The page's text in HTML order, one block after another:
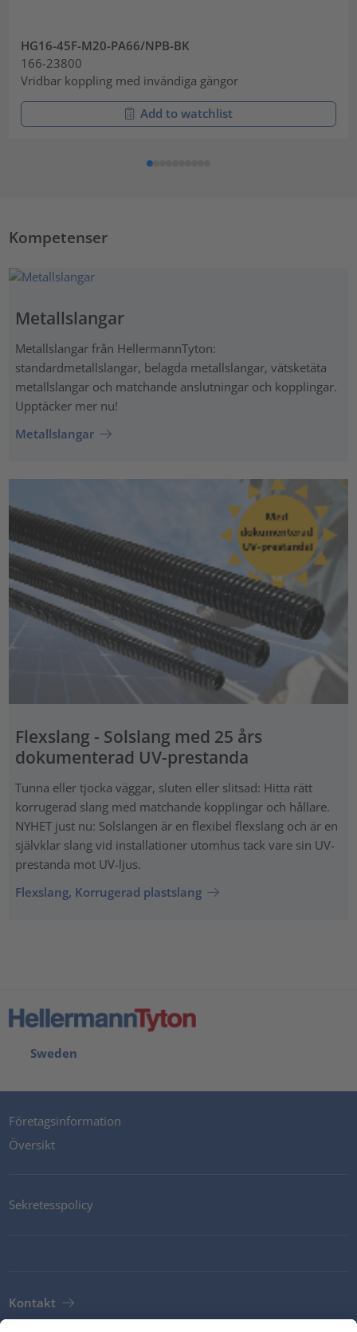
HG16-45F-M20-PA66/NPB-BK
166-23800
Vridbar koppling med invändiga gängor
Add to watchlist
Kompetenser
Metallslangar
Metallslangar från HellermannTyton:
standardmetallslangar, belagda metallslangar, vätsketäta
metallslangar och matchande anslutningar och kopplingar.
Upptäcker mer nu!
Metallslangar
Flexslang - Solslang med 25 års
dokumenterad UV-prestanda
Tunna eller tjocka väggar, sluten eller slitsad: Hitta rätt
korrugerad slang med matchande kopplingar och hållare.
NYHET just nu: Solslangen är en flexibel flexslang och är en
självklar slang vid installationer utomhus tack vare sin UV-
prestanda mot UV-ljus.
Flexslang, Korrugerad plastslang
Sweden
Företagsinformation
Översikt
Sekretesspolicy
Kontakt